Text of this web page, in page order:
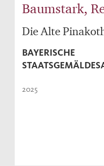
Baumstark,
Die Alte
BAYERISCHE
2025